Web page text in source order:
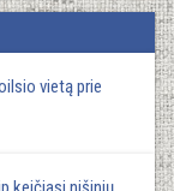
vietą prie